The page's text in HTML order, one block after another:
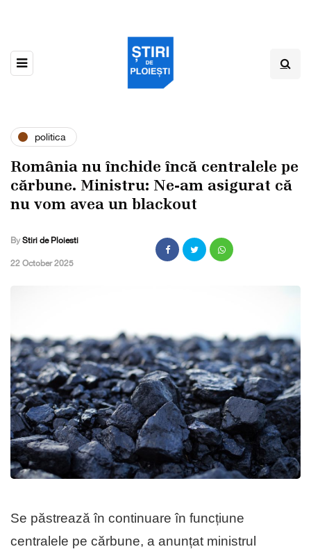
politica
România nu închide încă centralele pe
cărbune. Ministru: Ne-am asigurat că
nu vom avea un blackout
By Stiri de Ploiesti
,22 October 2025
Se păstrează în continuare în funcțiune
centralele pe cărbune, a anunțat ministrul